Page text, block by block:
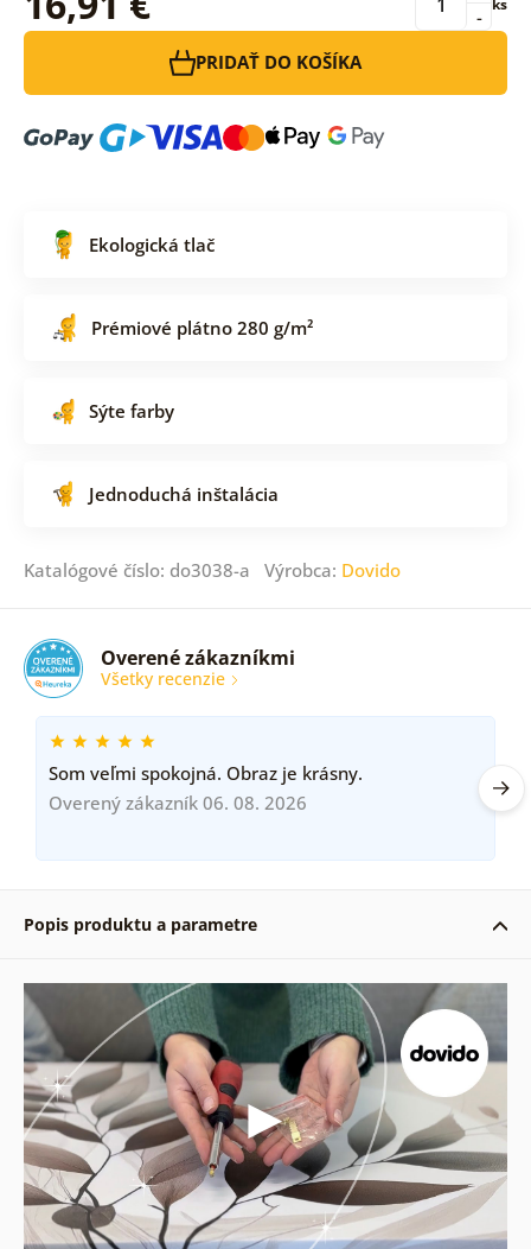
-
PRIDAŤ DO KOŠÍKA
Ekologická tlač
Prémiové plátno 280 g/m²
Sýte farby
Jednoduchá inštalácia
Katalógové číslo: do3038-a Výrobca: Dovido
Overené zákazníkmi
Všetky recenzie
Som veľmi spokojná. Obraz je krásny.
Overený zákazník 06. 08. 2026
Popis produktu a parametre